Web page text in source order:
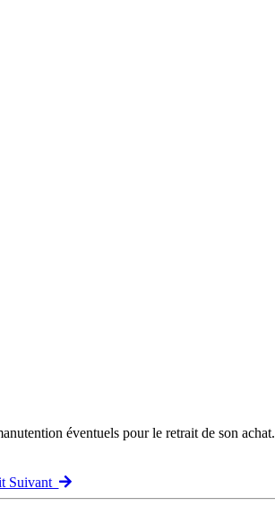
éventuels pour le retrait de son achat.
Suivant